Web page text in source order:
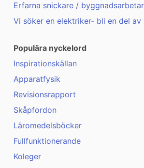
Erfarna snickare /
Vi söker en elektriker- bli en del av
Populära nyckelord
Inspirationskällan
Apparatfysik
Revisionsrapport
Skåpfordon
Läromedelsböcker
Fullfunktionerande
Koleger